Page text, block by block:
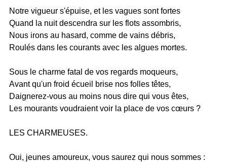
Notre vigueur s'épuise, et les vagues sont fortes
Quand la nuit descendra sur les flots assombris,
Nous irons au hasard, comme de vains débris,
Roulés dans les courants avec les algues mortes.
Sous le charme fatal de vos regards moqueurs,
Avant qu'un froid écueil brise nos folles têtes,
Daignerez-vous au moins nous dire qui vous êtes,
Les mourants voudraient voir la place de vos cœurs ?
LES CHARMEUSES.
Oui, jeunes amoureux, vous saurez qui nous sommes :